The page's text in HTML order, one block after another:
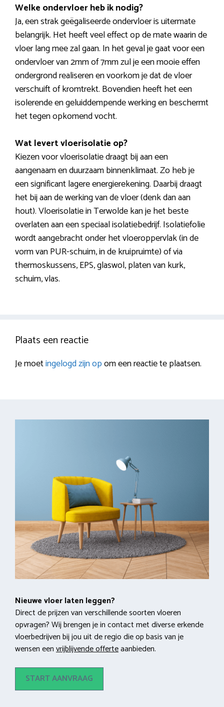
Welke ondervloer heb ik nodig?
Ja, een strak geëgaliseerde ondervloer is uitermate
belangrijk. Het heeft veel effect op de mate waarin de
vloer lang mee zal gaan. In het geval je gaat voor een
ondervloer van 2mm of 7mm zul je een mooie effen
ondergrond realiseren en voorkom je dat de vloer
verschuift of kromtrekt. Bovendien heeft het een
isolerende en geluiddempende werking en beschermt
het tegen opkomend vocht.
Wat levert vloerisolatie op?
Kiezen voor vloerisolatie draagt bij aan een
aangenaam en duurzaam binnenklimaat. Zo heb je
een significant lagere energierekening. Daarbij draagt
het bij aan de werking van de vloer (denk dan aan
hout). Vloerisolatie in Terwolde kan je het beste
overlaten aan een speciaal isolatiebedrijf. Isolatiefolie
wordt aangebracht onder het vloeroppervlak (in de
vorm van PUR-schuim, in de kruipruimte) of via
thermoskussens, EPS, glaswol, platen van kurk,
schuim, vlas.
Plaats een reactie
Je moetingelogd zijn opom een reactie te plaatsen.
Nieuwe vloer laten leggen?
Direct de prijzen van verschillende soorten vloeren
opvragen? Wij brengen je in contact met diverse erkende
vloerbedrijven bij jou uit de regio die op basis van je
wensen eenvrijblijvende offerteaanbieden.
START AANVRAAG